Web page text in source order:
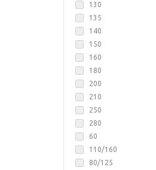
130
135
140
150
160
180
200
210
250
280
60
110/160
80/125